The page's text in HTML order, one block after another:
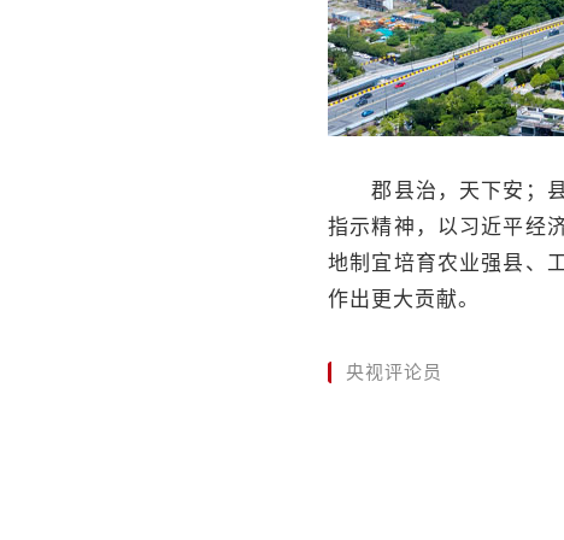
郡县治，天下安；县
指示精神，以习近平经
地制宜培育农业强县、
作出更大贡献。
央视评论员